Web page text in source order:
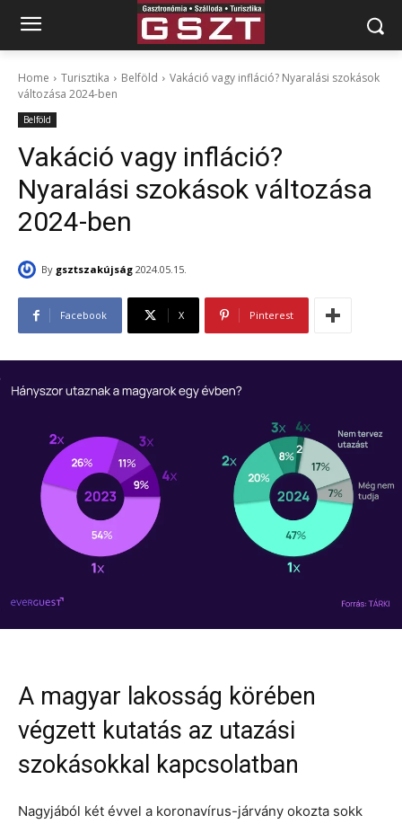
Home Turisztika Belföld
Vakáció vagy infláció? Nyaralási szokások
változása 2024-ben
Belföld
Vakáció vagy infláció?
Nyaralási szokások változása
2024-ben
By gsztszakújság 2024.05.15.
Facebook X Pinterest
A magyar lakosság körében
végzett kutatás az utazási
szokásokkal kapcsolatban
Nagyjából két évvel a koronavírus-járvány okozta sokk